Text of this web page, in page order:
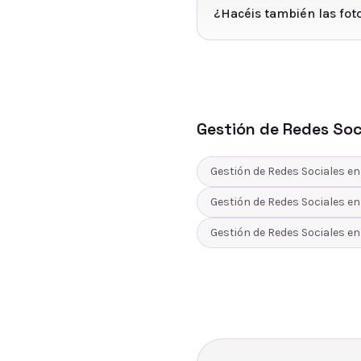
¿Hacéis también las
Gestión de Redes
Gestión de Redes Sociales
Gestión de Redes Sociales
Gestión de Redes Sociales